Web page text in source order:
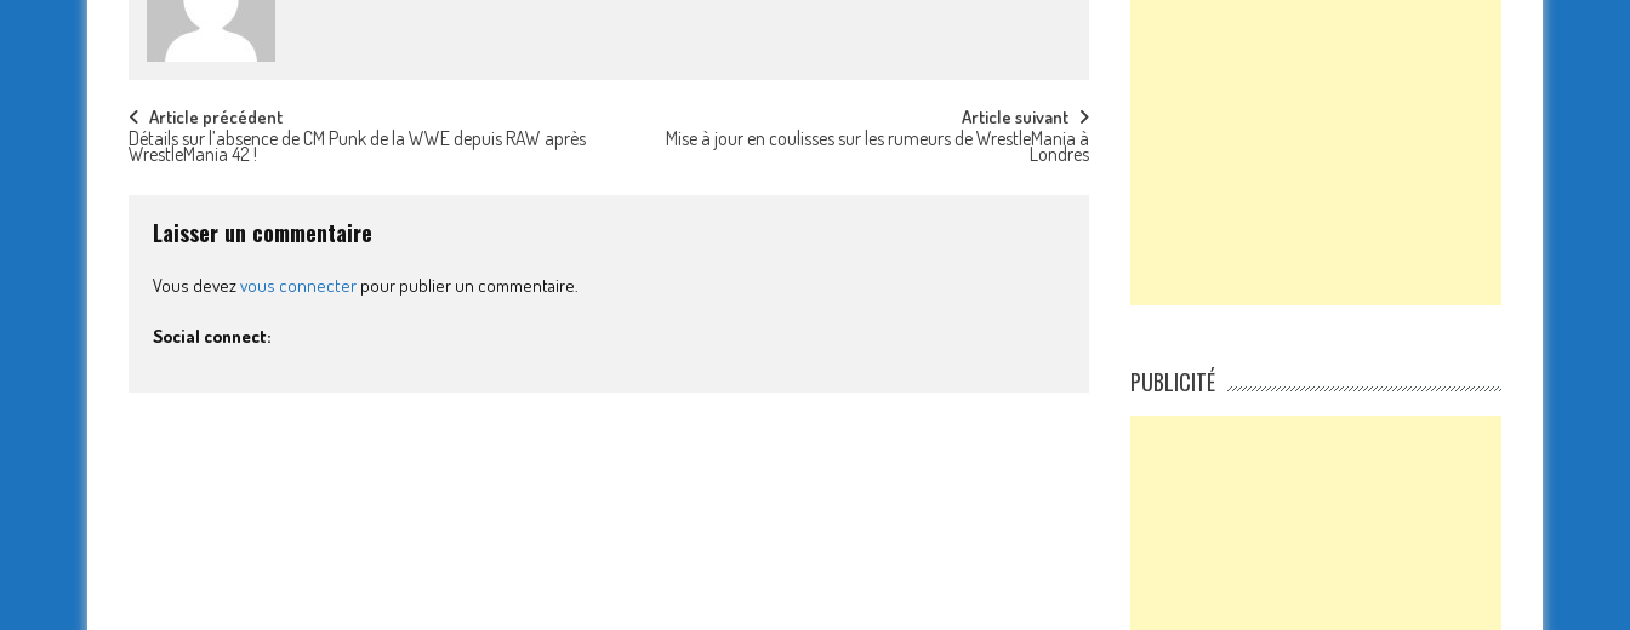
Post
navigation
Article précédent
Détails sur l’absence de CM Punk de la WWE depuis RAW après
WrestleMania 42 !
Article suivant
Mise à jour en coulisses sur les rumeurs de WrestleMania à
Londres
Laisser un commentaire
Vous devezvous connecter pour publier un commentaire.
Social connect:
PUBLICITÉ